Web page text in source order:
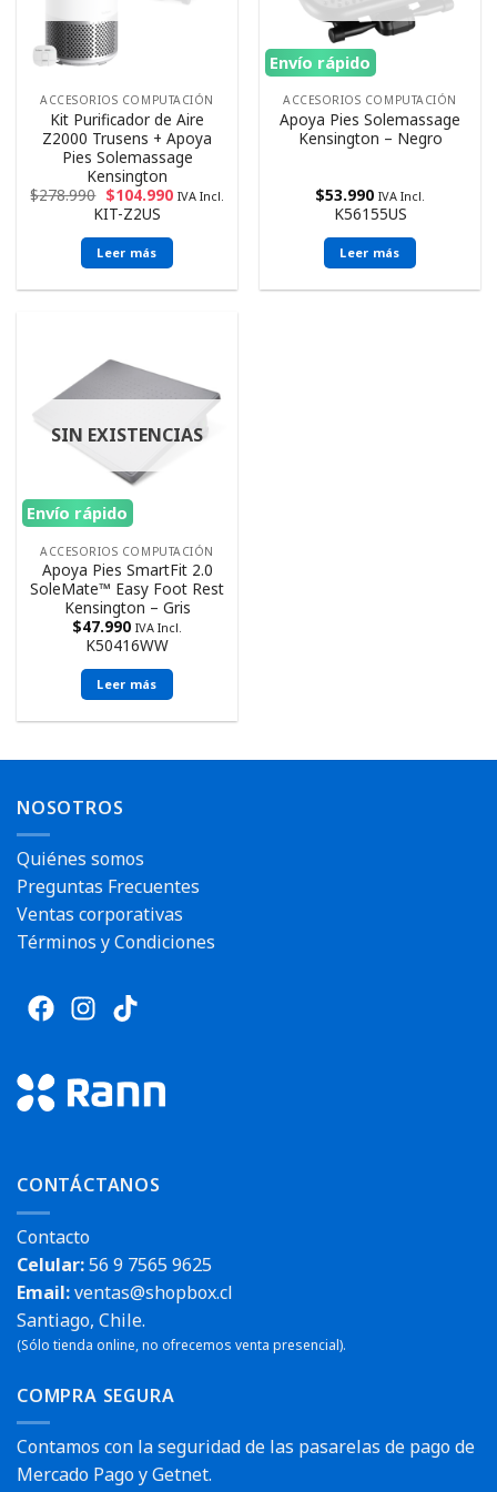
ACCESORIOS COMPUTACIÓN
Kit Purificador de Aire
Z2000 Trusens + Apoya
Pies Solemassage
Kensington
$278.990 $104.990 IVA Incl.
KIT-Z2US
Leer más
Envío rápido
ACCESORIOS COMPUTACIÓN
Apoya Pies Solemassage
Kensington – Negro
$53.990 IVA Incl.
K56155US
Leer más
Envío rápido
SIN EXISTENCIAS
ACCESORIOS COMPUTACIÓN
Apoya Pies SmartFit 2.0
SoleMate™ Easy Foot Rest
Kensington – Gris
$47.990 IVA Incl.
K50416WW
Leer más
NOSOTROS
Quiénes somos
Preguntas Frecuentes
Ventas corporativas
Términos y Condiciones
CONTÁCTANOS
Contacto
Celular:56 9 7565 9625
Email:ventas@shopbox.cl
Santiago, Chile.
(Sólo tienda online, no ofrecemos venta presencial).
COMPRA SEGURA
Contamos con la seguridad de las pasarelas de pago de
Mercado Pago y Getnet.